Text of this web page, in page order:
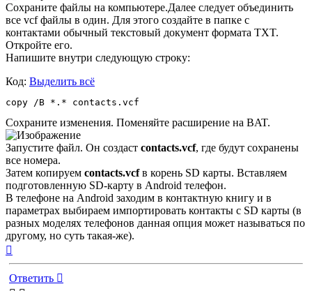
Сохраните файлы на компьютере.Далее следует объединить
все vcf файлы в один. Для этого создайте в папке с
контактами обычный текстовый документ формата TXT.
Откройте его.
Напишите внутри следующую строку:
Код: Выделить всё
copy /B *.* contacts.vcf
Сохраните изменения. Поменяйте расширение на BAT.
Запустите файл. Он создаст contacts.vcf, где будут сохранены
все номера.
Затем копируем contacts.vcfв корень SD карты. Вставляем
подготовленную SD-карту в Android телефон.
В телефоне на Android заходим в контактную книгу и в
параметрах выбираем импортировать контакты с SD карты (в
разных моделях телефонов данная опция может называться по
другому, но суть такая-же).
началу
Ответить